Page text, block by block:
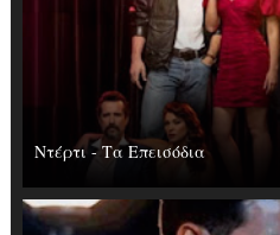
Ντέρτι - Τα Επεισόδια